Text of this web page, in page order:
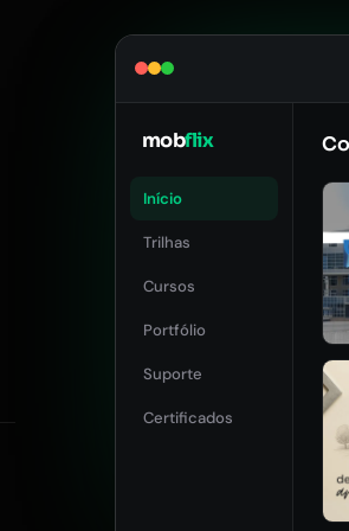
mobflix
Início
Trilhas
Cursos
Portfólio
Suporte
Certificados